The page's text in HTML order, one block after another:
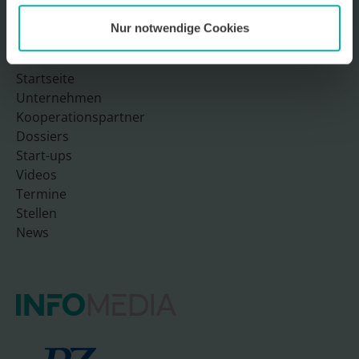
Nur notwendige Cookies
Sitemap
Startseite
Unternehmen
Kooperationspartner
Dossiers
Start-ups
Videos
Termine
Stellen
News